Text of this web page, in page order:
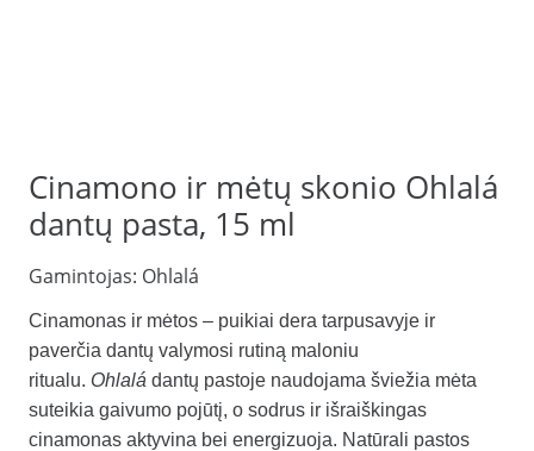
Cinamono ir mėtų skonio Ohlalá
dantų pasta, 15 ml
Gamintojas: Ohlalá
Cinamonas ir mėtos – puikiai dera tarpusavyje ir
paverčia dantų valymosi rutiną maloniu
ritualu. Ohlalá dantų pastoje naudojama šviežia mėta
suteikia gaivumo pojūtį, o sodrus ir išraiškingas
cinamonas aktyvina bei energizuoja. Natūrali pastos